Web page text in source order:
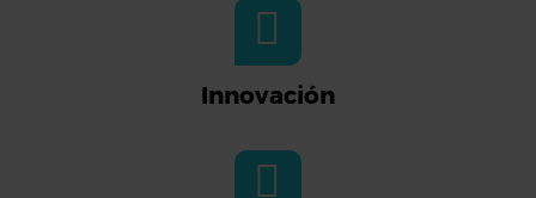
Innovación